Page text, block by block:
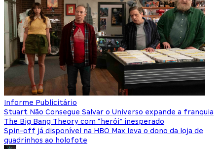
Informe Publicitário
Stuart Não Consegue Salvar o Universo expande a franquia
The Big Bang Theory com “herói” inesperado
Spin-off já disponível na HBO Max leva o dono da loja de
quadrinhos ao holofote